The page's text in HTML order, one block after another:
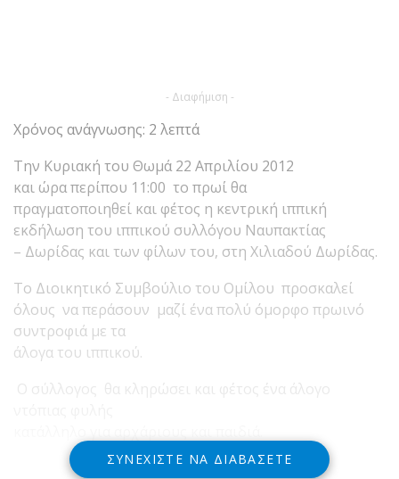
- Διαφήμιση -
Χρόνος ανάγνωσης: 2 λεπτά
Την Κυριακή του Θωμά 22 Απριλίου 2012
και ώρα περίπου 11:00 το πρωί θα
πραγματοποιηθεί και φέτος η κεντρική ιππική
εκδήλωση του ιππικού συλλόγου Ναυπακτίας
– Δωρίδας και των φίλων του, στη Χιλιαδού Δωρίδας.
Το Διοικητικό Συμβούλιο του Ομίλου προσκαλεί
όλους να περάσουν μαζί ένα πολύ όμορφο πρωινό
συντροφιά με τα
άλογα του ιππικού.
Ο σύλλογος θα κληρώσει και φέτος ένα άλογο
ΣΥΝΕΧΊΣΤΕ ΝΑ ΔΙΑΒΆΣΕΤΕ